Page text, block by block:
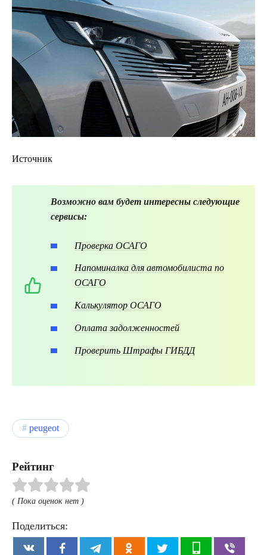
Источник
Возможно вам будет интересны следующие
сервисы:
Проверка ОСАГО
Напоминалка для автомобилиста по
ОСАГО
Калькулятор ОСАГО
Оплата задолженностей
Проверить Штрафы ГИБДД
peugeot
Рейтинг
( Пока оценок нет )
Поделиться: